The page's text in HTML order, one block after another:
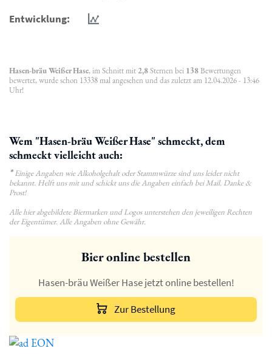
Entwicklung:
Hasen-bräu Weißer Hase, im Schnitt mit 2,8Sternen bei 138Bewertungen
bewertet, wurde schon 13338 mal angesehen und das zuletzt am 12.04.2026 - 13:46
Uhr!
Wem "Hasen-bräu Weißer Hase" schmeckt, dem
schmeckt vielleicht auch:
*Einige Angaben wie Alkoholgehalt oder Stammwürze sind uns leider nicht
bekannt. Helft uns mit und schickt uns die Angaben einfach bei Mail. Danke &
Prost!
Alle hier abgebildete Biermarken und Logos unterstehen den jeweiligen Rechten
der Eigentümer. Alle Angaben ohne Gewähr.
Bier online bestellen
Hasen-bräu Weißer Hase jetzt online bestellen!
Zur Bestellung